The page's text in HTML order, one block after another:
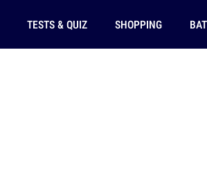
TESTS & QUIZ SHOPPING